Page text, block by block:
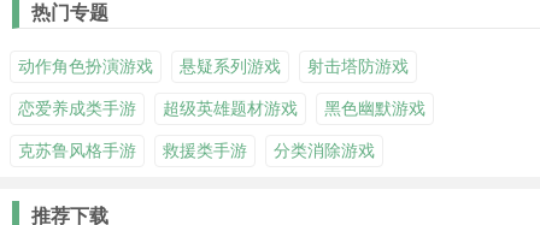
热门专题
动作角色扮演游戏 悬疑系列游戏 射击塔防游戏
恋爱养成类手游 超级英雄题材游戏 黑色幽默游戏
克苏鲁风格手游 救援类手游 分类消除游戏
推荐下载